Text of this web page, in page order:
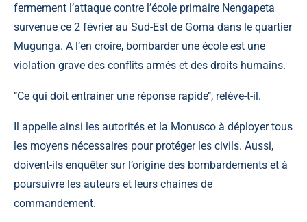
fermement l’attaque contre l’école primaire Nengapeta
survenue ce 2 février au Sud-Est de Goma dans le quartier
Mugunga. A l’en croire, bombarder une école est une
violation grave des conflits armés et des droits humains.
‘’Ce qui doit entrainer une réponse rapide’’, relève-t-il.
Il appelle ainsi les autorités et la Monusco à déployer tous
les moyens nécessaires pour protéger les civils. Aussi,
doivent-ils enquêter sur l’origine des bombardements et à
poursuivre les auteurs et leurs chaines de
commandement.